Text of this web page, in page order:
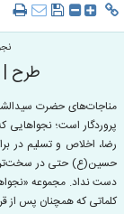
طرح |
مناجات‌های حضرت
پروردگار است؛ نجواهایی
رضا، اخلاص و تسلیم در
حسین(ع) حتی در سخت‌ترین
دست نداد. مجموعه
کلماتی که همچنان پس از